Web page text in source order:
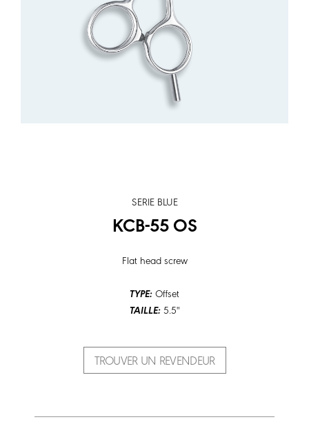
SERIE BLUE
KCB-55 OS
Flat head screw
TYPE: Offset
TAILLE: 5.5"
TROUVER UN REVENDEUR